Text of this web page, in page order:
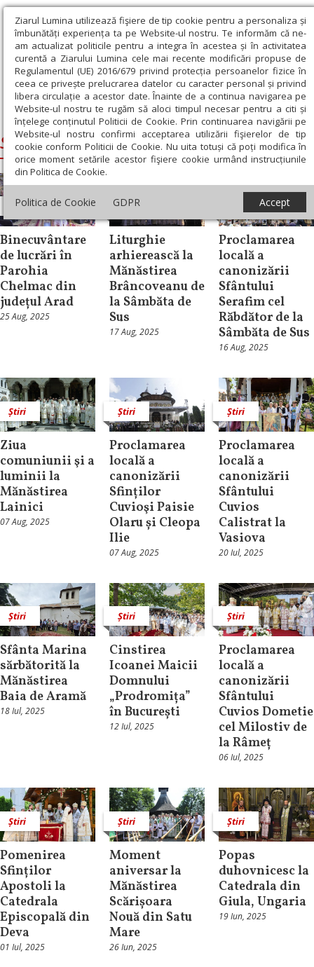
Ziarul Lumina utilizează fişiere de tip cookie pentru a personaliza și
îmbunătăți experiența ta pe Website-ul nostru. Te informăm că ne-
am actualizat politicile pentru a integra în acestea și în activitatea
curentă a Ziarului Lumina cele mai recente modificări propuse de
Regulamentul (UE) 2016/679 privind protecția persoanelor fizice în
ceea ce privește prelucrarea datelor cu caracter personal și privind
libera circulație a acestor date. Înainte de a continua navigarea pe
Website-ul nostru te rugăm să aloci timpul necesar pentru a citi și
înțelege conținutul Politicii de Cookie. Prin continuarea navigării pe
Website-ul nostru confirmi acceptarea utilizării fişierelor de tip
cookie conform Politicii de Cookie. Nu uita totuși că poți modifica în
orice moment setările acestor fişiere cookie urmând instrucțiunile
din Politica de Cookie.
Politica de Cookie GDPR Accept
Ziarul Lumina › Siluan, Episcopul Ungariei
Siluan, Episcopul Ungariei
Știri
Binecuvântare
de lucrări în
Parohia
Chelmac din
județul Arad
25 Aug, 2025
Știri
Liturghie
arhierească la
Mănăstirea
Brâncoveanu de
la Sâmbăta de
Sus
17 Aug, 2025
Proclamarea
locală a
canonizării
Sfântului
Serafim cel
Răbdător de la
Sâmbăta de Sus
16 Aug, 2025
Știri
Ziua
comuniunii şi a
luminii la
Mănăstirea
Lainici
07 Aug, 2025
Știri
Proclamarea
locală a
canonizării
Sfinților
Cuvioşi Paisie
Olaru și Cleopa
Ilie
07 Aug, 2025
Știri
Proclamarea
locală a
canonizării
Sfântului
Cuvios
Calistrat la
Vasiova
20 Iul, 2025
Știri
Sfânta Marina
sărbătorită la
Mănăstirea
Baia de Aramă
18 Iul, 2025
Știri
Cinstirea
Icoanei Maicii
Domnului
„Prodromița”
în București
12 Iul, 2025
Știri
Proclamarea
locală a
canonizării
Sfântului
Cuvios Dometie
cel Milostiv de
la Râmeț
06 Iul, 2025
Știri
Pomenirea
Sfinților
Apostoli la
Catedrala
Episcopală din
Deva
01 Iul, 2025
Știri
Moment
aniversar la
Mănăstirea
Scărișoara
Nouă din Satu
Mare
26 Iun, 2025
Știri
Popas
duhovnicesc la
Catedrala din
Giula, Ungaria
19 Iun, 2025